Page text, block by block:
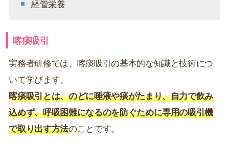
経管栄養
喀痰吸引
実務者研修では、喀痰吸引の基本的な知識と技術につ
いて学びます。
喀痰吸引とは、のどに唾液や痰がたまり、自力で飲み
込めず、呼吸困難になるのを防ぐために専用の吸引機
で取り出す方法のことです。